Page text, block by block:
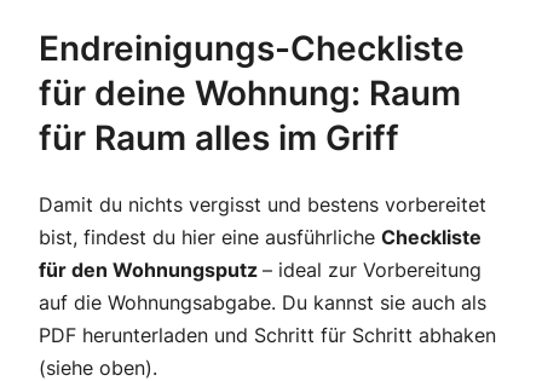
Endreinigungs-Checkliste
für deine Wohnung: Raum
für Raum alles im Griff
Damit du nichts vergisst und bestens vorbereitet
bist, findest du hier eine ausführliche Checkliste
für den Wohnungsputz – ideal zur Vorbereitung
auf die Wohnungsabgabe. Du kannst sie auch als
PDF herunterladen und Schritt für Schritt abhaken
(siehe oben).